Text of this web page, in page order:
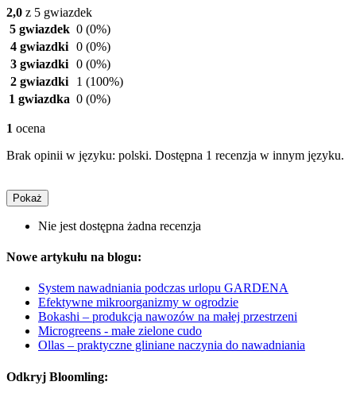
2,0 z 5 gwiazdek
5 gwiazdek 0 (0%)
4 gwiazdki 0 (0%)
3 gwiazdki 0 (0%)
2 gwiazdki
1 (100%)
1 gwiazdka 0 (0%)
1 ocena
Brak opinii w języku: polski. Dostępna 1 recenzja w innym języku.
Pokaż
Nie jest dostępna żadna recenzja
Nowe artykułu na blogu:
System nawadniania podczas urlopu GARDENA
Efektywne mikroorganizmy w ogrodzie
Bokashi – produkcja nawozów na małej przestrzeni
Microgreens - małe zielone cudo
Ollas – praktyczne gliniane naczynia do nawadniania
Odkryj Bloomling: